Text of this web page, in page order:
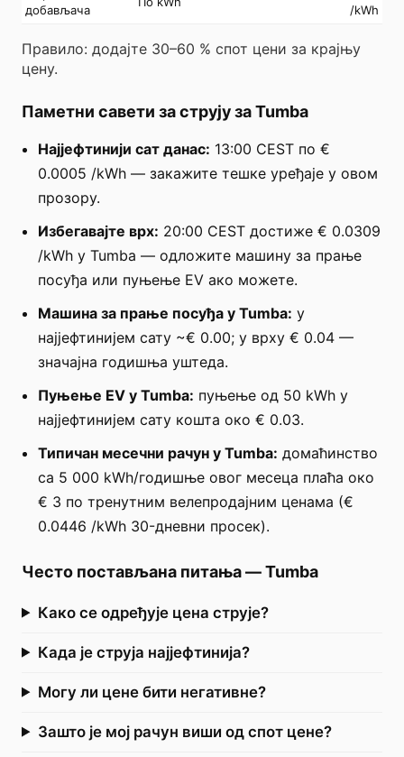
добављача
/kWh
Правило: додајте 30–60 % спот цени за крајњу
цену.
Паметни савети за струју за Tumba
Најјефтинији сат данас: 13:00 CEST по €
0.0005 /kWh — закажите тешке уређаје у овом
прозору.
Избегавајте врх: 20:00 CEST достиже € 0.0309
/kWh у Tumba — одложите машину за прање
посуђа или пуњење EV ако можете.
Машина за прање посуђа у Tumba: у
најјефтинијем сату ~€ 0.00; у врху € 0.04 —
значајна годишња уштеда.
Пуњење EV у Tumba: пуњење од 50 kWh у
најјефтинијем сату кошта око € 0.03.
Типичан месечни рачун у Tumba: домаћинство
са 5 000 kWh/годишње овог месеца плаћа око
€ 3 по тренутним велепродајним ценама (€
0.0446 /kWh 30-дневни просек).
Често постављана питања—Tumba
Како се одређује цена струје?
Када је струја најјефтинија?
Могу ли цене бити негативне?
Зашто је мој рачун виши од спот цене?